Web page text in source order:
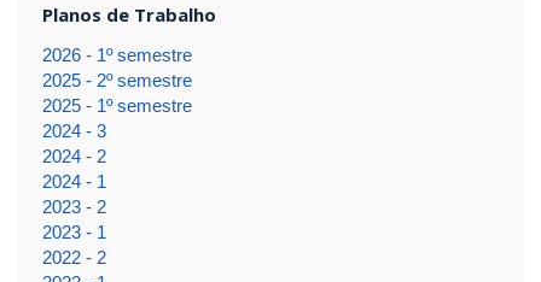
Planos de Trabalho
2026 - 1º semestre
2025 - 2º semestre
2025 - 1º semestre
2024 - 3
2024 - 2
2024 - 1
2023 - 2
2023 - 1
2022 - 2